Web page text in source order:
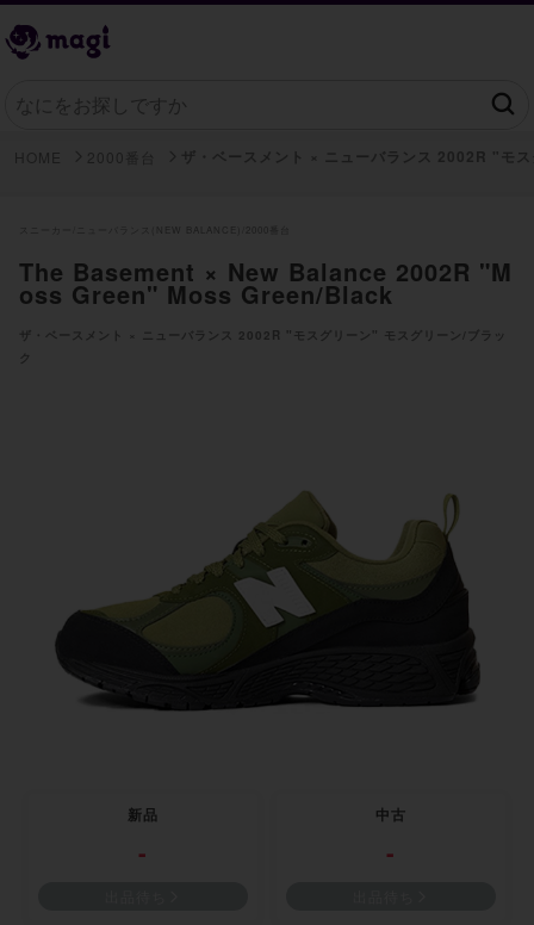
ニューバランス(NEW BALANCE)/
The Basement × New Balance 2002R "M
oss Green" Moss Green/Black
ザ・ベースメント × ニューバランス 2002R "モスグリーン" モスグリーン/ブラッ
ク
新品
-
中古
-